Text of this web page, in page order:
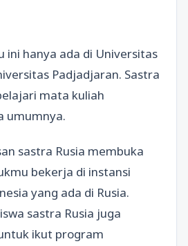
ini hanya ada di Universitas
Padjadjaran. Sastra
mata kuliah
umumnya.
sastra Rusia membuka
bekerja di instansi
yang ada di Rusia.
sastra Rusia juga
ikut program